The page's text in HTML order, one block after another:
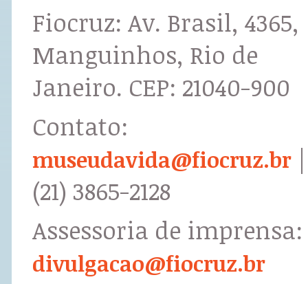
Fiocruz: Av. Brasil, 4365,
Manguinhos, Rio de
Janeiro. CEP: 21040-900
Contato:
museudavida@fiocruz.br |
(21) 3865-2128
Assessoria de imprensa:
divulgacao@fiocruz.br